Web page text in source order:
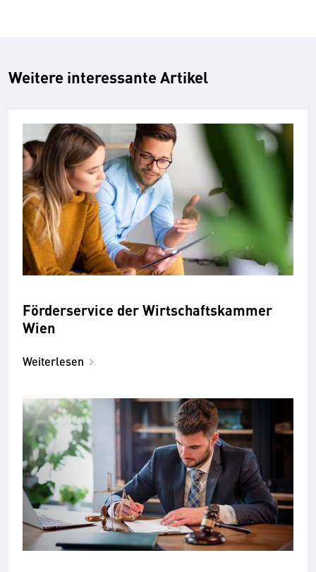
Weitere interessante Artikel
Förderservice der Wirtschaftskammer
Wien
Weiterlesen